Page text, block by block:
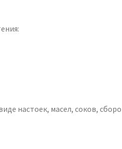
настоек, масел, соков,